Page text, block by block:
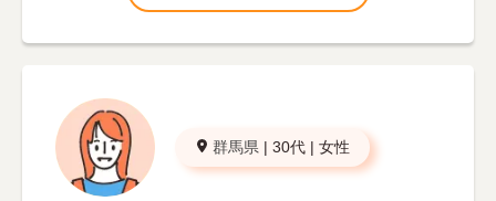
群馬県 | 30代 | 女性